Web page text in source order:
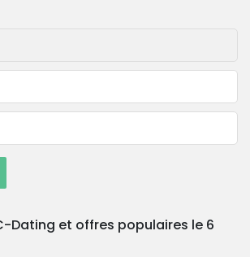
Dating et offres populaires le 6